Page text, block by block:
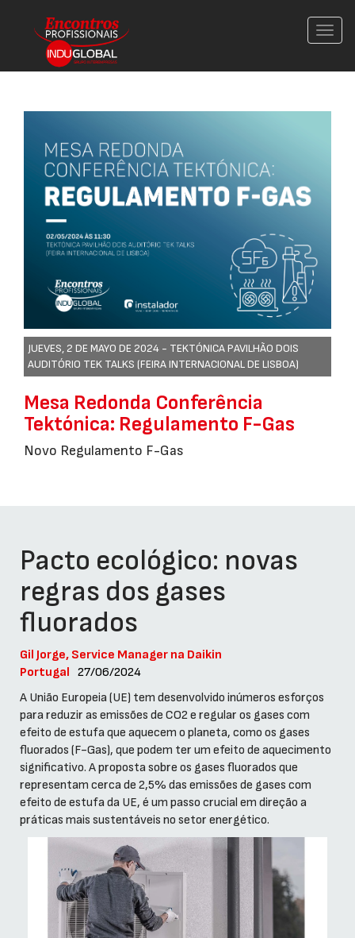
JUEVES, 2 DE MAYO DE 2024 - TEKTÓNICA PAVILHÃO DOIS
AUDITÓRIO TEK TALKS (FEIRA INTERNACIONAL DE LISBOA)
Mesa Redonda Conferência
Tektónica: Regulamento F-Gas
Novo Regulamento F-Gas
Pacto ecológico: novas
regras dos gases
fluorados
Gil Jorge, Service Manager na Daikin
Portugal 27/06/2024
A União Europeia (UE) tem desenvolvido inúmeros esforços
para reduzir as emissões de CO2 e regular os gases com
efeito de estufa que aquecem o planeta, como os gases
fluorados (F-Gas), que podem ter um efeito de aquecimento
significativo. A proposta sobre os gases fluorados que
representam cerca de 2,5% das emissões de gases com
efeito de estufa da UE, é um passo crucial em direção a
práticas mais sustentáveis no setor energético.